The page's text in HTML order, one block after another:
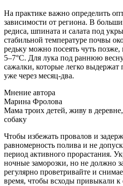
На практике важно определить
зависимости от региона. В
редиса, шпината и салата под
стабильной температуре почвы
редьку можно посеять чуть позже,
5–7°C. Для лука под раннюю
сажалки, которые легко выдержат
уже через месяц-два.
Мнение автора
Марина Фролова
Мама троих детей, живу в
собаку
Чтобы избежать провалов и
равномерность полива и не
период активного прорастания.
ночные заморозки, но не должно
регулярно проветривайте и
время, чтобы всходы привыкали к